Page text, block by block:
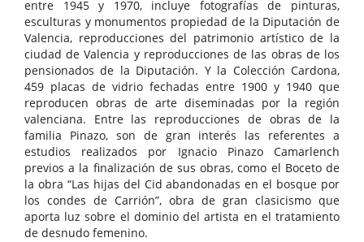
entre 1945 y 1970, incluye fotografías de pinturas,
esculturas y monumentos propiedad de la Diputación de
Valencia, reproducciones del patrimonio artístico de la
ciudad de Valencia y reproducciones de las obras de los
pensionados de la Diputación. Y la Colección Cardona,
459 placas de vidrio fechadas entre 1900 y 1940 que
reproducen obras de arte diseminadas por la región
valenciana. Entre las reproducciones de obras de la
familia Pinazo, son de gran interés las referentes a
estudios realizados por Ignacio Pinazo Camarlench
previos a la finalización de sus obras, como el Boceto de
la obra “Las hijas del Cid abandonadas en el bosque por
los condes de Carrión”, obra de gran clasicismo que
aporta luz sobre el dominio del artista en el tratamiento
de desnudo femenino.